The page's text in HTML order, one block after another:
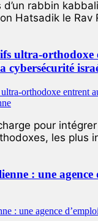
rabbin
Hatsadik le Rav
ultra-orthodoxe
cybersécurité
pour
les plus
: une agence